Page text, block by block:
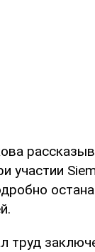
участии
труд